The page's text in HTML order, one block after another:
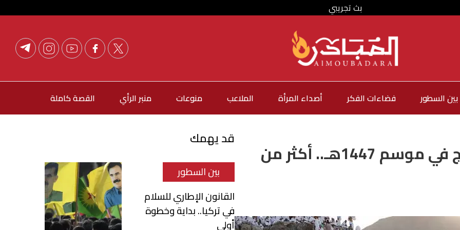
بث تجريبي
بين السطور فضاءات الفكر أصداء المرأة الملاعب منوعات منبر الرأي القصة كاملة
السعودية تعلن أعداد الحجاج في موسم 1447هـ.. أكثر من
قد يهمك
بين السطور
القانون الإطاري للسلام
في تركيا.. بداية وخطوة
أولى